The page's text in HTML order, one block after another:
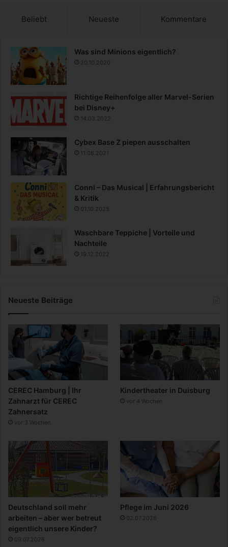
Beliebt Neueste Kommentare
Was sind Minions eigentlich?
20.10.2020
Richtige Reihenfolge aller Marvel-Serien
bei Disney+
14.03.2022
Cybex Base Z piepen ausschalten
11.08.2021
Conni – Das Musical | Erfahrungsbericht
& Kritik
01.10.2025
Waschbare Teppiche | Vorteile und
Nachteile
19.12.2022
Neueste Beiträge
CEREC Hamburg | Ihr
Zahnarzt für CEREC
Zahnersatz
vor 3 Wochen
Kindertheater in Duisburg
vor 4 Wochen
Deutschland soll mehr
arbeiten – aber wer betreut
eigentlich unsere Kinder?
09.07.2026
Pflege im Juni 2026
02.07.2026